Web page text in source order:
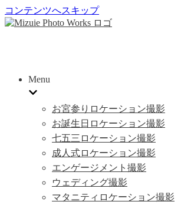
コンテンツへスキップ
Menu
お宮参りロケーション撮影
お誕生日ロケーション撮影
七五三ロケーション撮影
成人式ロケーション撮影
エンゲージメント撮影
ウェディング撮影
マタニティロケーション撮影